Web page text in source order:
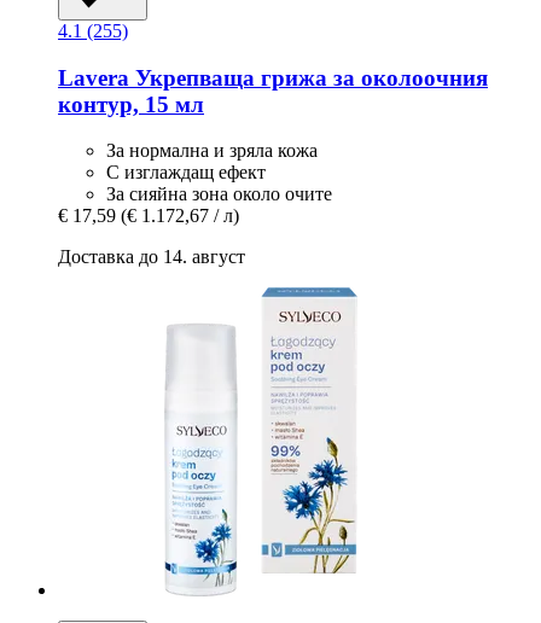
4.1 (255)
Lavera Укрепваща грижа за околоочния
контур, 15 мл
За нормална и зряла кожа
С изглаждащ ефект
За сияйна зона около очите
€ 17,59 (€ 1.172,67 / л)
Доставка до 14. август